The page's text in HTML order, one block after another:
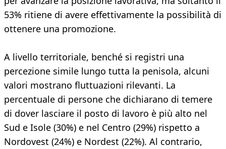
53% ritiene di avere effettivamente la possibilità di
ottenere una promozione.
A livello territoriale, benché si registri una
percezione simile lungo tutta la penisola, alcuni
valori mostrano fluttuazioni rilevanti. La
percentuale di persone che dichiarano di temere
di dover lasciare il posto di lavoro è più alto nel
Sud e Isole (30%) e nel Centro (29%) rispetto a
Nordovest (24%) e Nordest (22%). Al contrario,